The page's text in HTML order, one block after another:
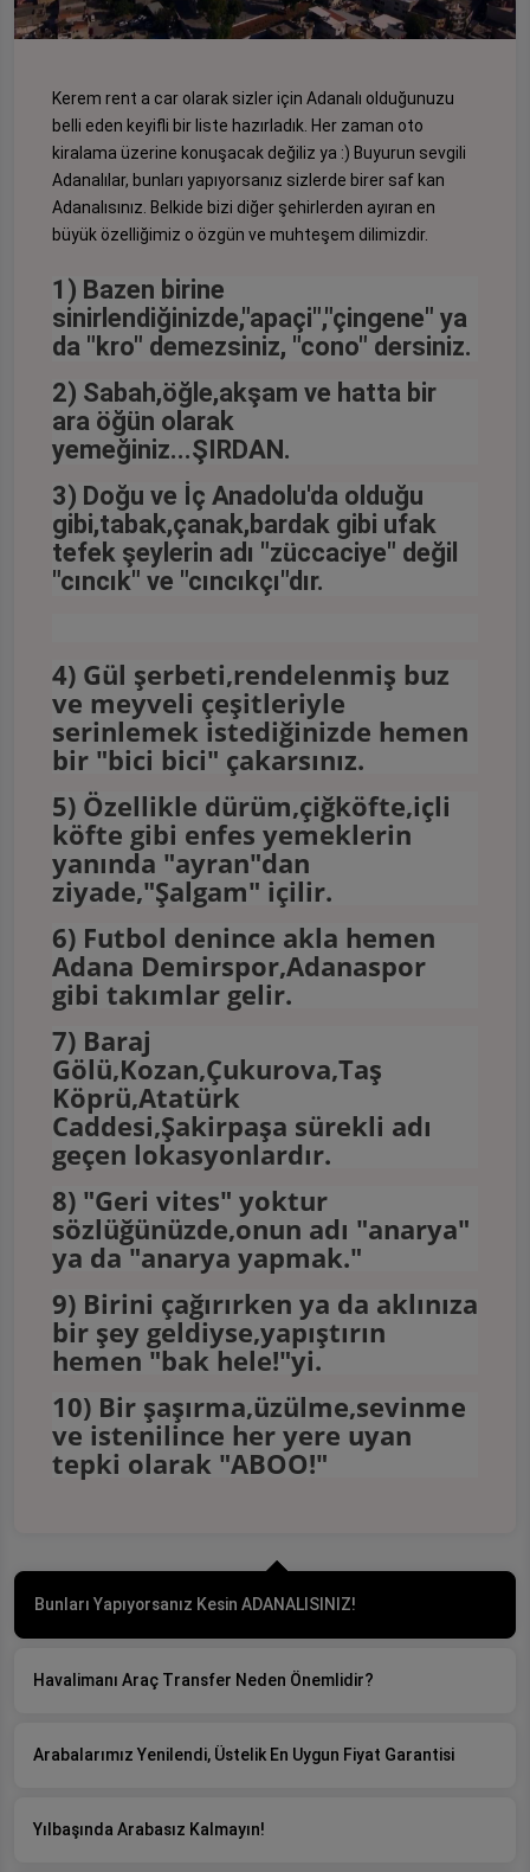
Kerem rent a car olarak sizler için Adanalı olduğunuzu
belli eden keyifli bir liste hazırladık. Her zaman oto
kiralama üzerine konuşacak değiliz ya :) Buyurun sevgili
Adanalılar, bunları yapıyorsanız sizlerde birer saf kan
Adanalısınız. Belkide bizi diğer şehirlerden ayıran en
büyük özelliğimiz o özgün ve muhteşem dilimizdir.
1) Bazen birine
sinirlendiğinizde,"apaçi","çingene" ya
da "kro" demezsiniz, "cono" dersiniz.
2) Sabah,öğle,akşam ve hatta bir
ara öğün olarak
yemeğiniz...ŞIRDAN.
3) Doğu ve İç Anadolu'da olduğu
gibi,tabak,çanak,bardak gibi ufak
tefek şeylerin adı "züccaciye" değil
"cıncık" ve "cıncıkçı"dır.
4) Gül şerbeti,rendelenmiş buz
ve meyveli çeşitleriyle
serinlemek istediğinizde hemen
bir "bici bici" çakarsınız.
5) Özellikle dürüm,çiğköfte,içli
köfte gibi enfes yemeklerin
yanında "ayran"dan
ziyade,"Şalgam" içilir.
6) Futbol denince akla hemen
Adana Demirspor,Adanaspor
gibi takımlar gelir.
7) Baraj
Gölü,Kozan,Çukurova,Taş
Köprü,Atatürk
Caddesi,Şakirpaşa sürekli adı
geçen lokasyonlardır.
8) "Geri vites" yoktur
sözlüğünüzde,onun adı "anarya"
ya da "anarya yapmak."
9) Birini çağırırken ya da aklınıza
bir şey geldiyse,yapıştırın
hemen "bak hele!"yi.
10) Bir şaşırma,üzülme,sevinme
ve istenilince her yere uyan
tepki olarak "ABOO!"
Bunları Yapıyorsanız Kesin ADANALISINIZ!
Havalimanı Araç Transfer Neden Önemlidir?
Arabalarımız Yenilendi, Üstelik En Uygun Fiyat Garantisi
Yılbaşında Arabasız Kalmayın!